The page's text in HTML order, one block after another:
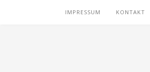
IMPRESSUM KONTAKT